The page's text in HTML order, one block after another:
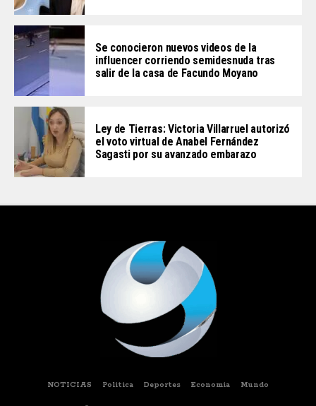
Se conocieron nuevos videos de la
influencer corriendo semidesnuda tras
salir de la casa de Facundo Moyano
Ley de Tierras: Victoria Villarruel autorizó
el voto virtual de Anabel Fernández
Sagasti por su avanzado embarazo
NOTICIAS Politica Deportes Economia Mundo